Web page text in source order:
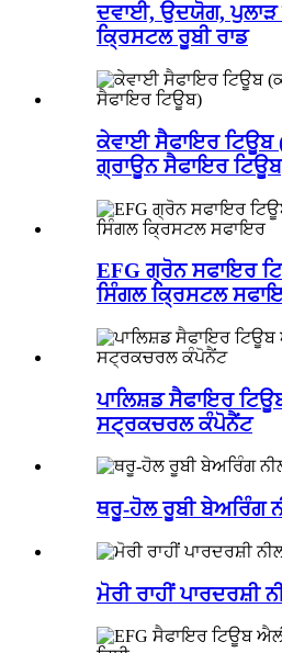
ਦਵਾਈ, ਉਦਯੋਗ,
ਕ੍ਰਿਸਟਲ ਰੂਬੀ ਰਾਡ
ਕੇਵਾਈ ਸੈਫਾਇਰ ਟਿਊਬ
ਗ੍ਰਾਊਨ ਸੈਫਾਇਰ
EFG ਗ੍ਰੋਨ ਸਫਾਇਰ
ਸਿੰਗਲ ਕ੍ਰਿਸਟਲ
ਪਾਲਿਸ਼ਡ ਸੈਫਾਇਰ
ਸਟ੍ਰਕਚਰਲ ਕੰਪੋਨੈਂਟ
ਥਰੂ-ਹੋਲ ਰੂਬੀ ਬੇਅਰਿੰਗ
ਮੋਰੀ ਰਾਹੀਂ ਪਾਰਦਰਸ਼ੀ